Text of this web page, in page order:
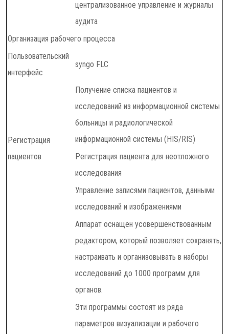
централизованное управление и журналы
аудита
Организация рабочего процесса
Пользовательский
интерфейс
syngo FLC
Регистрация
пациентов
Получение списка пациентов и
исследований из информационной системы
больницы и радиологической
информационной системы (HIS/RIS)
Регистрация пациента для неотложного
исследования
Управление записями пациентов, данными
исследований и изображениями
Аппарат оснащен усовершенствованным
редактором, который позволяет сохранять,
настраивать и организовывать в наборы
исследований до 1000 программ для
органов.
Эти программы состоят из ряда
параметров визуализации и рабочего